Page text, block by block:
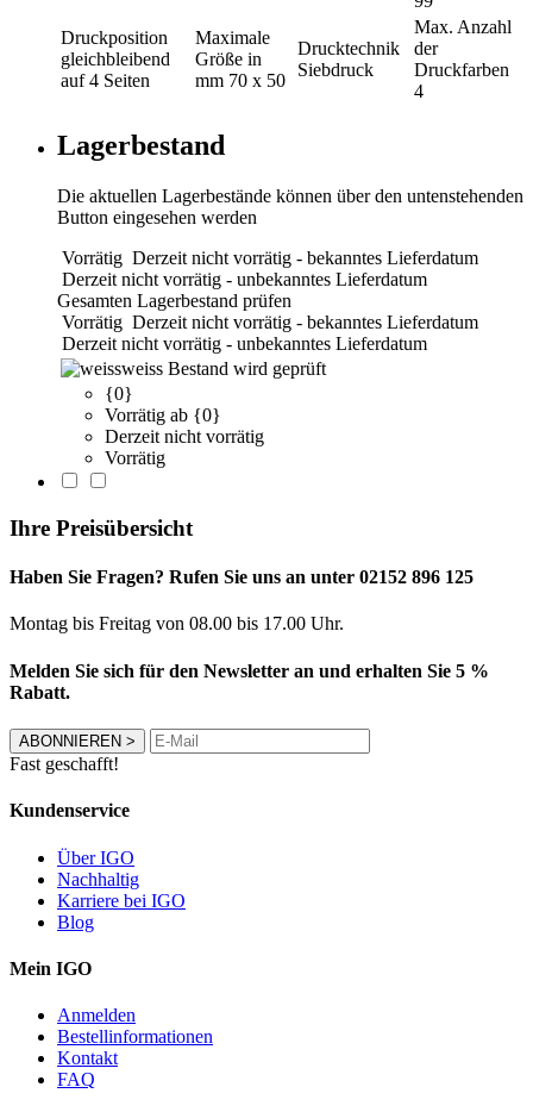
Druckposition
gleichbleibend
auf 4 Seiten
Maximale
Größe in
mm 70 x 50
Drucktechnik
Siebdruck
Max. Anzahl
der
Druckfarben
4
Lagerbestand
Die aktuellen Lagerbestände können über den untenstehenden
Button eingesehen werden
Vorrätig Derzeit nicht vorrätig - bekanntes Lieferdatum
Derzeit nicht vorrätig - unbekanntes Lieferdatum
Gesamten Lagerbestand prüfen
Vorrätig Derzeit nicht vorrätig - bekanntes Lieferdatum
Derzeit nicht vorrätig - unbekanntes Lieferdatum
weiss Bestand wird geprüft
{0}
Vorrätig ab {0}
Derzeit nicht vorrätig
Vorrätig
Ihre Preisübersicht
Haben Sie Fragen? Rufen Sie uns an unter 02152 896 125
Montag bis Freitag von 08.00 bis 17.00 Uhr.
Melden Sie sich für den Newsletter an und erhalten Sie 5 %
Rabatt.
ABONNIEREN >
Fast geschafft!
Kundenservice
Über IGO
Nachhaltig
Karriere bei IGO
Blog
Mein IGO
Anmelden
Bestellinformationen
Kontakt
FAQ